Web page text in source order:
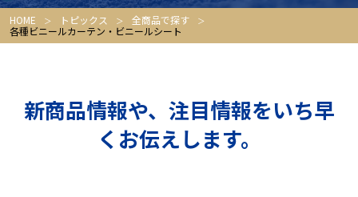
HOME トピックス
全商品で探す
各種ビニールカーテン・ビニールシート
新商品情報や、注目情報をいち早
くお伝えします。